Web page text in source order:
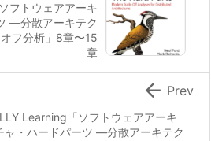
フトウェアアーキ
―分散アーキテク
フ分析」8章〜15
章
Learning「ソフトウェアアーキ
ャ・ハードパーツ ―分散アーキテク
 Prev